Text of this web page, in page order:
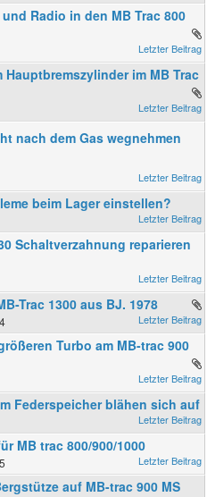
Radio in den MB Trac 800
im MB Trac
nach dem Gas wegnehmen
beim Lager einstellen?
Schaltverzahnung reparieren
Trac 1300 aus BJ. 1978
Turbo am MB-trac 900
Federspeicher blähen sich auf
MB trac 800/900/1000
auf MB-trac 900 MS